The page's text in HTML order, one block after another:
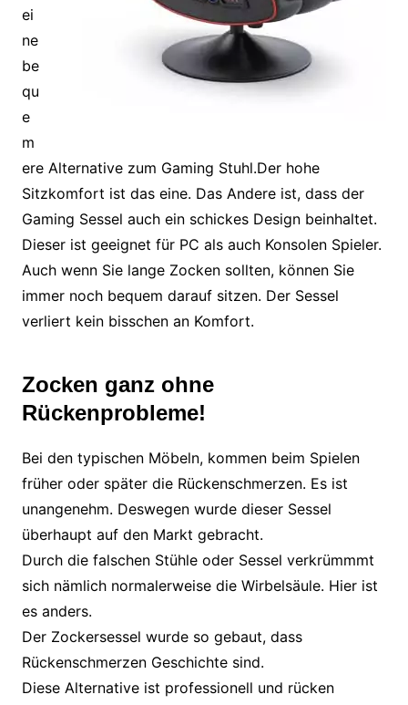
ei
ne
be
qu
e
m
ere Alternative zum Gaming Stuhl.Der hohe
Sitzkomfort ist das eine. Das Andere ist, dass der
Gaming Sessel auch ein schickes Design beinhaltet.
Dieser ist geeignet für PC als auch Konsolen Spieler.
Auch wenn Sie lange Zocken sollten, können Sie
immer noch bequem darauf sitzen. Der Sessel
verliert kein bisschen an Komfort.
Zocken ganz ohne
Rückenprobleme!
Bei den typischen Möbeln, kommen beim Spielen
früher oder später die Rückenschmerzen. Es ist
unangenehm. Deswegen wurde dieser Sessel
überhaupt auf den Markt gebracht.
Durch die falschen Stühle oder Sessel verkrümmmt
sich nämlich normalerweise die Wirbelsäule. Hier ist
es anders.
Der Zockersessel wurde so gebaut, dass
Rückenschmerzen Geschichte sind.
Diese Alternative ist professionell und rücken